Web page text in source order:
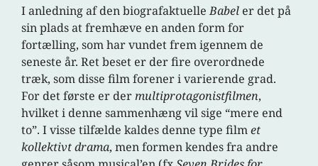
I anledning af den biografaktuelleBabel er det på
sin plads at fremhæve en anden form for
fortælling, som har vundet frem igennem de
seneste år. Ret beset er der fire overordnede
træk, som disse film forener i varierende grad.
For det første er dermultiprotagonistfilmen,
hvilket i denne sammenhæng vil sige “mere end
to”. I visse tilfælde kaldes denne type filmet
kollektivt drama, men formen kendes fra andre